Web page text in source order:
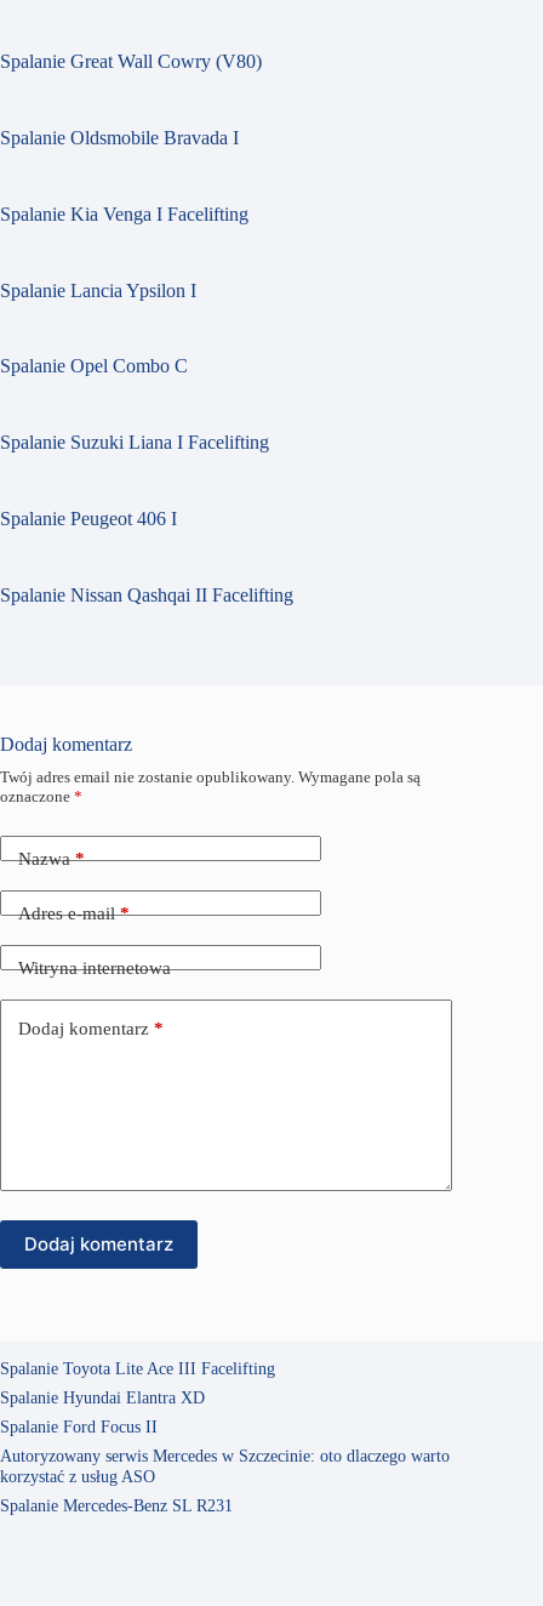
Spalanie Great Wall Cowry (V80)
Spalanie Oldsmobile Bravada I
Spalanie Kia Venga I Facelifting
Spalanie Lancia Ypsilon I
Spalanie Opel Combo C
Spalanie Suzuki Liana I Facelifting
Spalanie Peugeot 406 I
Spalanie Nissan Qashqai II Facelifting
Dodaj komentarz
Twój adres email nie zostanie opublikowany. Wymagane pola są
oznaczone *
Nazwa*
Adres e-mail*
Witryna internetowa
Dodaj komentarz *
Dodaj komentarz
Spalanie Toyota Lite Ace III Facelifting
Spalanie Hyundai Elantra XD
Spalanie Ford Focus II
Autoryzowany serwis Mercedes w Szczecinie: oto dlaczego warto
korzystać z usług ASO
Spalanie Mercedes-Benz SL R231